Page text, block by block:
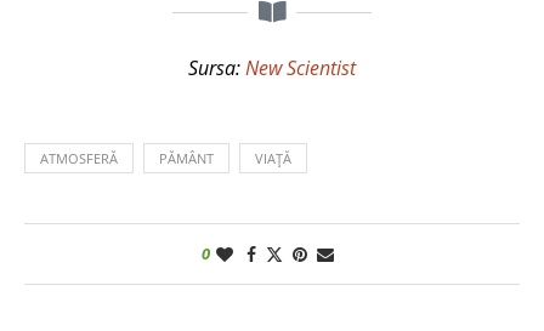
Sursa:New Scientist
ATMOSFERĂ PĂMÂNT VIAȚĂ
0